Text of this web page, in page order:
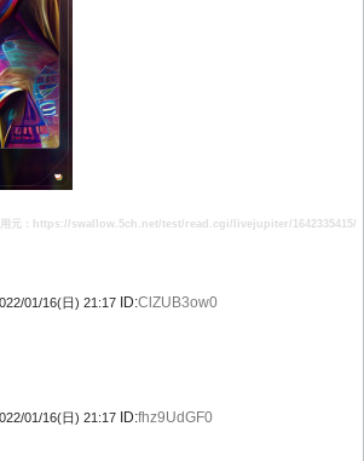
用元：https://swallow.5ch.net/test/read.cgi/livejupiter/1642335415/
01/16(日) 21:17 ID:ClZUB3ow0
01/16(日) 21:17 ID:fhz9UdGF0